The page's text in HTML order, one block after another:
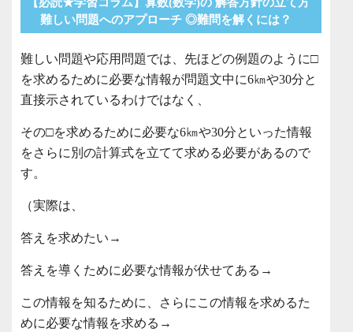
【必読★学習コラム】算数(数学)の 解答方針の立て方
難しい問題へのアプローチ ◎難問を解くには？
難しい問題や応用問題では、先ほどの例題のように□
を求めるために必要な情報が問題文中に6㎞や30分と
直接示されているわけではなく、
その□を求めるために必要な6㎞や30分といった情報
をさらに別の計算式を立てて求める必要があるので
す。
（実際は、
答えを求めたい→
答えを導くために必要な情報が伏せてある→
この情報を知るために、さらにこの情報を求めるた
めに必要な情報を求める→